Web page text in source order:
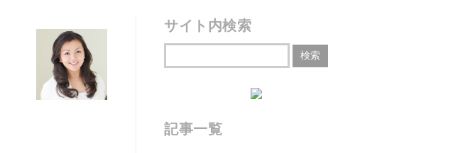
サイト内検索
記事一覧